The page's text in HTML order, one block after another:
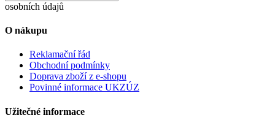
osobních údajů
O nákupu
Reklamační řád
Obchodní podmínky
Doprava zboží z e-shopu
Povinné informace UKZÚZ
Užitečné informace